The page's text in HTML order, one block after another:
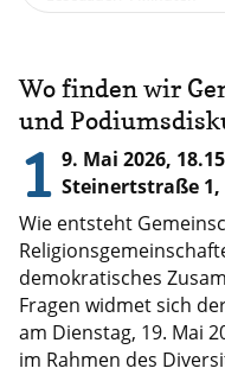
Wo finden wir
und
1 9. Mai 2026,
Steinertstraße 1,
Wie entsteht
demokratisches
Fragen widmet sich
am Dienstag, 19. Mai
im Rahmen des